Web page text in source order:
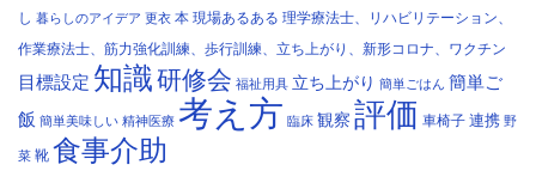
し 暮らしのアイデア 更衣 本 現場あるある 理学療法士、リハビリテーション、
作業療法士、筋力強化訓練、歩行訓練、立ち上がり、新形コロナ、ワクチン
目標設定 知識研修会 福祉用具 立ち上がり 簡単ごはん 簡単ご
飯 簡単美味しい 精神医療 考え方 臨床 観察 評価 車椅子 連携 野
菜 靴 食事介助